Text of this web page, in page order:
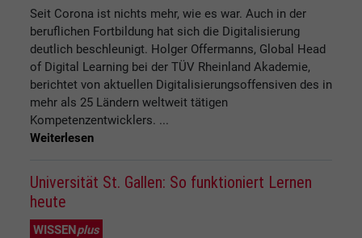
Seit Corona ist nichts mehr, wie es war. Auch in der
beruflichen Fortbildung hat sich die Digitalisierung
deutlich beschleunigt. Holger Offermanns, Global Head
of Digital Learning bei der TÜV Rheinland Akademie,
berichtet von aktuellen Digitalisierungsoffensiven des in
mehr als 25 Ländern weltweit tätigen
Kompetenzentwicklers. ...
Weiterlesen
Universität St. Gallen: So funktioniert Lernen
heute
WISSENplus